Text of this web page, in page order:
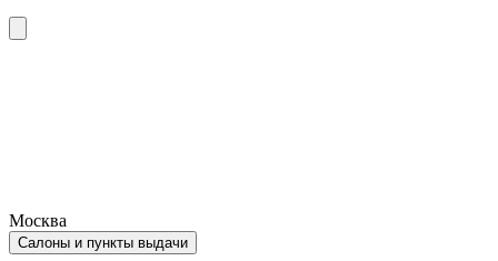
Москва
Салоны и пункты выдачи